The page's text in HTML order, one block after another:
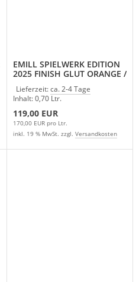
EMILL SPIELWERK EDITION
2025 FINISH GLUT ORANGE /
Lieferzeit:ca. 2-4 Tage
Inhalt: 0,70 Ltr.
119,00 EUR
170,00 EUR pro Ltr.
inkl. 19 % MwSt. zzgl. Versandkosten